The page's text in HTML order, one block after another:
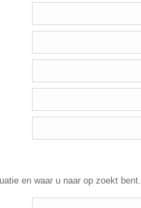
en waar u naar op zoekt bent.